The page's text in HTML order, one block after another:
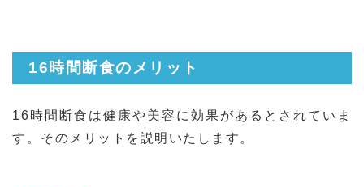
16時間断食のメリット
16時間断食は健康や美容に効果があるとされていま
す。そのメリットを説明いたします。